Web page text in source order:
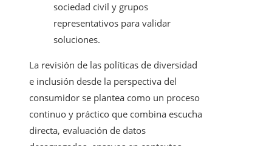
sociedad civil y grupos
representativos para validar
soluciones.
La revisión de las políticas de diversidad
e inclusión desde la perspectiva del
consumidor se plantea como un proceso
continuo y práctico que combina escucha
directa, evaluación de datos